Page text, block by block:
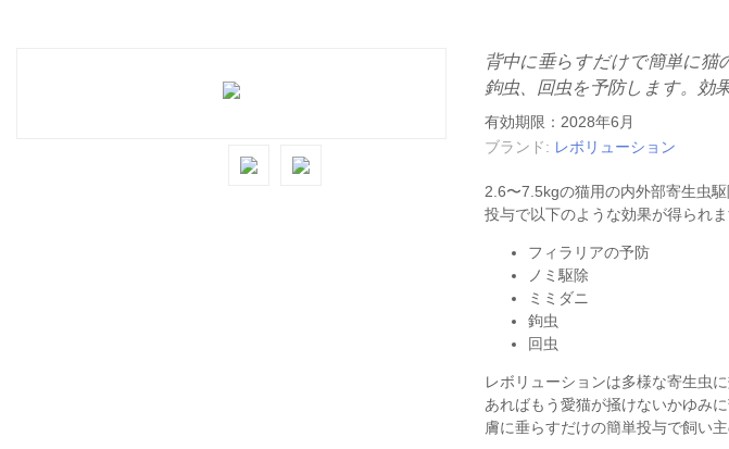
背中に垂らすだけで簡単に猫
鉤虫、回虫を予防します。効
有効期限：2028年6月
ブランド: レボリューション
2.6〜7.5kgの猫用の内外部寄生虫
投与で以下のような効果が得られま
フィラリアの予防
ノミ駆除
ミミダニ
鉤虫
回虫
レボリューションは多様な寄生虫
あればもう愛猫が掻けないかゆみ
膚に垂らすだけの簡単投与で飼い